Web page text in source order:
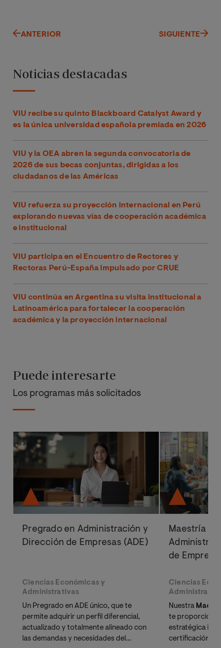
ANTERIOR SIGUIENTE
Noticias destacadas
VIU recibe su quinto Blackboard Catalyst Award y
es la única universidad española premiada en 2026
VIU y la OEA abren la segunda convocatoria de
2026 de sus becas conjuntas, dirigidas a los
ciudadanos de las Américas
VIU refuerza su proyección internacional en Perú
explorando nuevas vías de cooperación académica
e institucional
VIU participa en el Encuentro de Rectores y
Rectoras Perú-España impulsado por CRUE
VIU continúa en Argentina su visita institucional a
Latinoamérica para fortalecer la cooperación
académica y la proyección internacional
Puede interesarte
Los programas más solicitados
Pregrado en Administración y
Dirección de Empresas (ADE)
Ciencias Económicas y
Administrativas
Un Pregrado en ADE único, que te
permite adquirir un perfil diferencial,
actualizado y totalmente alineado con
las demandas y necesidades del
Maestría
de
Ciencias
Nuestra
te
estratégica
certificación